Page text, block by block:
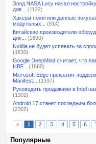
Зонд NASA Lucy начал
для...
(1122)
Хакеры похитили данные
модульных...
(814)
Китайские производители
для...
(1690)
Nvidia не будет успевать за
(1830)
Google DeepMind считает, что
HBF...
(1860)
Microsoft Edge прекратит
Manifest...
(1337)
Руководить продажами в Intel
(1302)
Android 17 станет последним
(2302)
< 1 2 3 4 5 6
Популярные